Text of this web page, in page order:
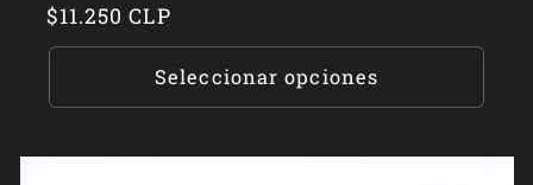
Precio
habitual
$11.250 CLP
Seleccionar opciones